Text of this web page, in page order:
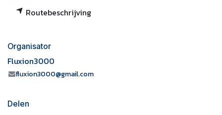
Routebeschrijving
Organisator
Fluxion3000
fluxion3000@gmail.com
Delen